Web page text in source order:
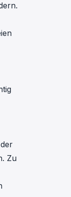
Zu